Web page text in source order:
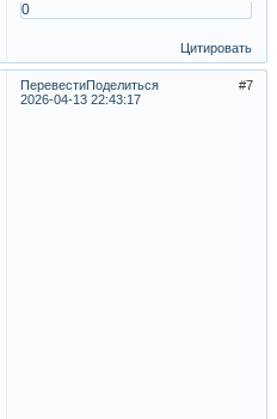
0
Цитировать
ПеревестиПоделиться
7
2026-04-13 22:43:17